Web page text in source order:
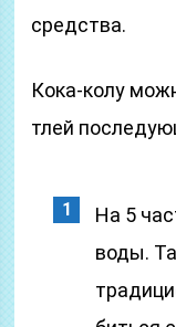
средства.
Кока-колу
тлей
На 5
воды.